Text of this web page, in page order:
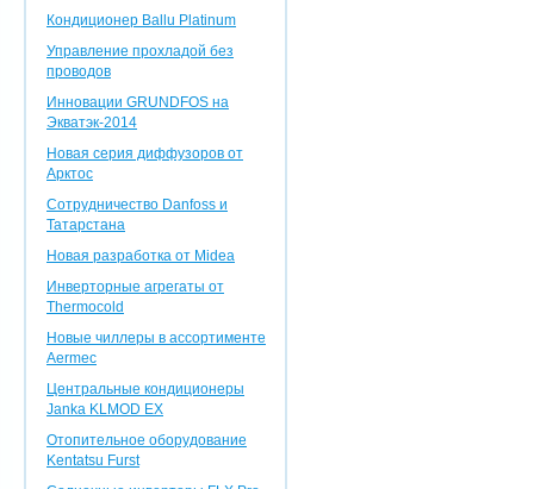
Кондиционер Ballu Platinum
Управление прохладой без
проводов
Инновации GRUNDFOS на
Экватэк-2014
Новая серия диффузоров от
Арктос
Сотрудничество Danfoss и
Татарстана
Новая разработка от Midea
Инверторные агрегаты от
Thermocold
Новые чиллеры в ассортименте
Aermec
Центральные кондиционеры
Janka KLMOD EX
Отопительное оборудование
Kentatsu Furst